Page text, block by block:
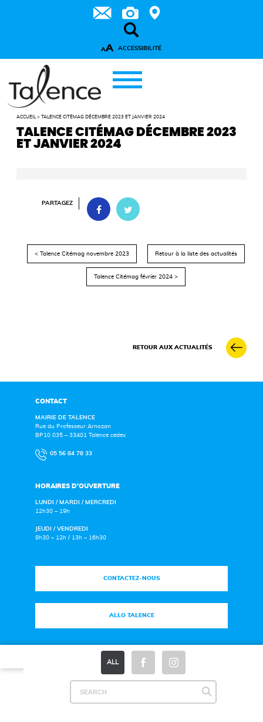
ALL
AA ACCESSIBILITÉ
ACCUEIL >TALENCE CITÉMAG DÉCEMBRE 2023 ET JANVIER 2024
TALENCE CITÉMAG DÉCEMBRE 2023
ET JANVIER 2024
PARTAGEZ
< Talence Citémag novembre 2023 Retour à la liste des actualités
Talence Citémag février 2024 >
RETOUR AUX ACTUALITÉS
CONTACT
MAIRIE DE TALENCE
Rue du Professeur Arnozan
BP10 035 – 33401 Talence cedex
05 56 84 78 33
HORAIRES D’OUVERTURE
LUNDI / MARDI / MERCREDI
12h30 – 19h
JEUDI / VENDREDI
8h30 – 12h / 13h – 16h30
CONTACTEZ-NOUS
ALLO TALENCE
Mentions légales Espace Presse